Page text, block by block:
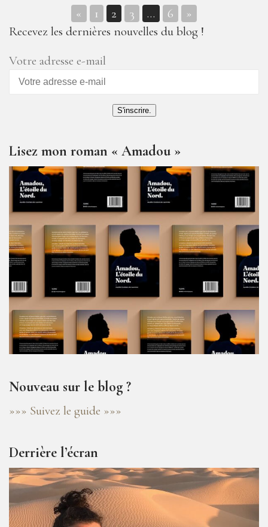
Navigation
des
« 1 2 3 … 6
»
Recevez les dernières nouvelles du blog !
Votre adresse e-mail
S'inscrire.
Lisez mon roman « Amadou »
Nouveau sur le blog ?
»»» Suivez le guide »»»
Derrière l’écran